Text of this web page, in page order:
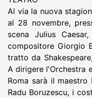
Al via la nuova
al 28 novembre,
scena Julius
compositore Giorgio
tratto da
A dirigere l'Orchestra
Roma sarà il
Radu Boruzescu, i